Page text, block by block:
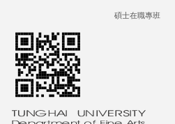
碩士在職專班